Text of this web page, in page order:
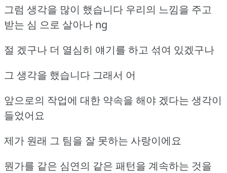
그럼 생각을 많이 했습니다 우리의 느낌을 주고
받는 심 으로 살아나 ng
절 겠구나 더 열심히 얘기를 하고 섞여 있겠구나
그 생각을 했습니다 그래서 어
앞으로의 작업에 대한 약속을 해야 겠다는 생각이
들었어요
제가 원래 그 팀을 잘 못하는 사랑이에요
뭔가를 같은 심연의 같은 패턴을 계속하는 것을